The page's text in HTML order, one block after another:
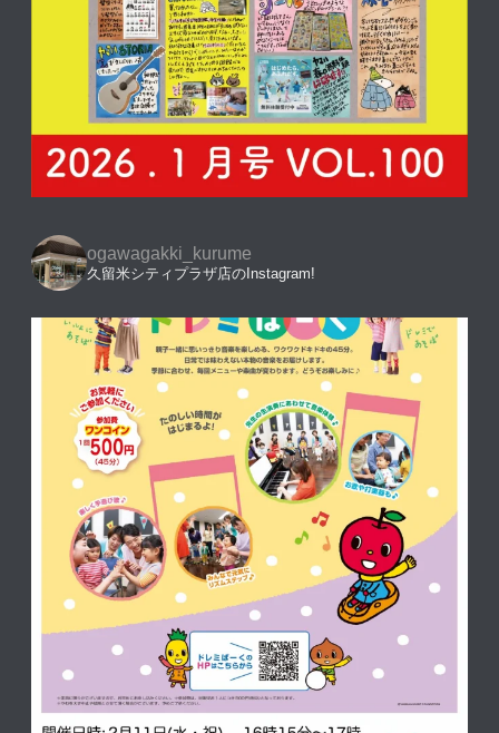
ogawagakki_kurume
久留米シティプラザ店のInstagram!